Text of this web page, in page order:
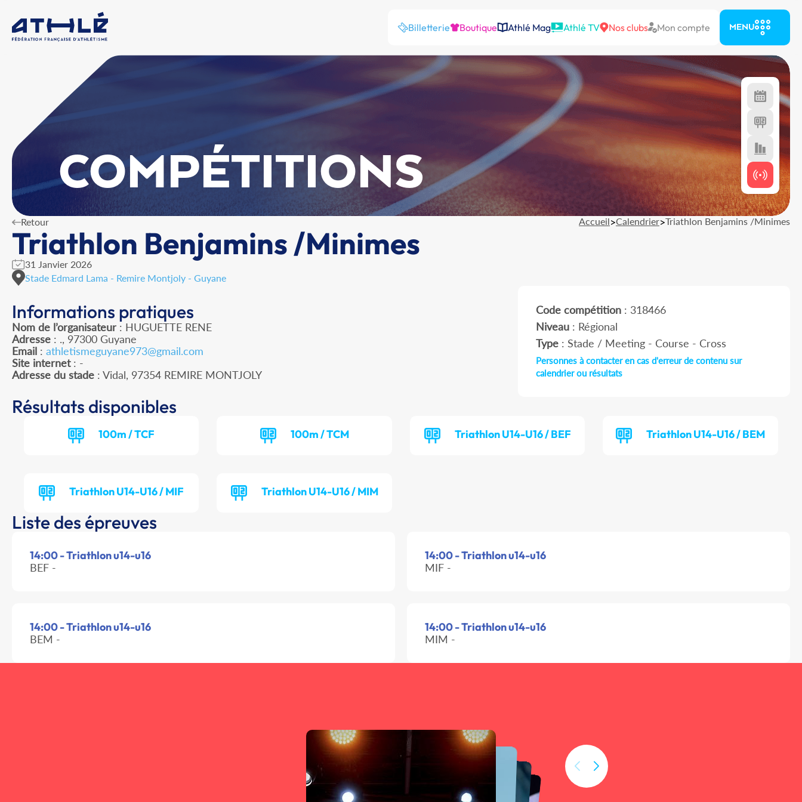
Billetterie Boutique Athlé Mag Athlé TV Nos clubs Mon compte MENU
COMPÉTITIONS
Retour Accueil>Calendrier>Triathlon Benjamins /Minimes
Triathlon Benjamins /Minimes
31 Janvier 2026
Stade Edmard Lama - Remire Montjoly - Guyane
Informations pratiques
Nom de l’organisateur : HUGUETTE RENE
Adresse : ., 97300 Guyane
Email : athletismeguyane973@gmail.com
Site internet: -
Adresse du stade : Vidal, 97354 REMIRE MONTJOLY
Code compétition: 318466
Niveau: Régional
Type: Stade / Meeting - Course - Cross
Personnes à contacter en cas d'erreur de contenu sur
calendrier ou résultats
Résultats disponibles
100m / TCF 100m / TCM Triathlon U14-U16 / BEF Triathlon U14-U16 / BEM
Triathlon U14-U16 / MIF Triathlon U14-U16 / MIM
Liste des épreuves
14:00 - Triathlon u14-u16
BEF -
14:00 - Triathlon u14-u16
MIF -
14:00 - Triathlon u14-u16
BEM -
14:00 - Triathlon u14-u16
MIM -